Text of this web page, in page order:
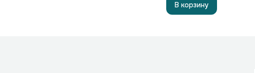
В корзину